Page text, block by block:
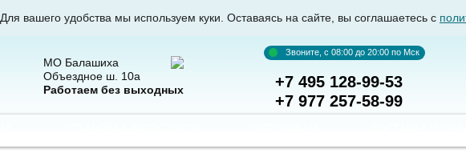
Для вашего удобства мы используем куки. Оставаясь на сайте, вы соглашаетесь с
МО Балашиха
Объездное ш. 10а
Работаем без выходных
Звоните, с 08:00 до 20:00 по Мск
+7 495 128-99-53
+7 977 257-58-99